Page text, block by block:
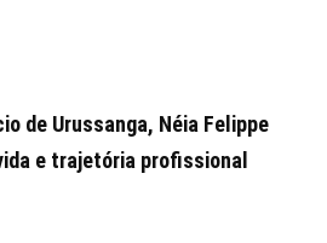
de Urussanga, Néia Felippe
e trajetória profissional